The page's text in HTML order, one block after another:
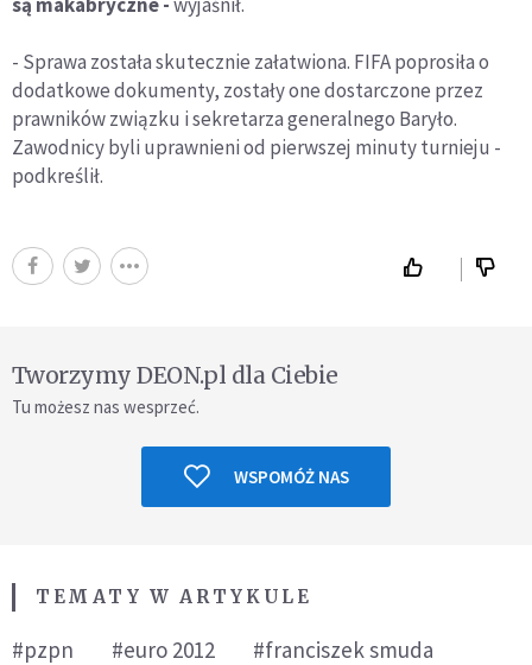
- Sprawa została skutecznie załatwiona. FIFA poprosiła o
dodatkowe dokumenty, zostały one dostarczone przez
prawników związku i sekretarza generalnego Baryło.
Zawodnicy byli uprawnieni od pierwszej minuty turnieju -
podkreślił.
Tworzymy DEON.pl dla Ciebie
Tu możesz nas wesprzeć.
WSPOMÓŻ NAS
TEMATY W ARTYKULE
#pzpn #euro 2012
#franciszek smuda